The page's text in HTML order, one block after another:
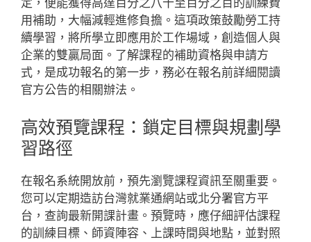
定，便能獲得高達百分之八十至百分之百的訓練費
用補助，大幅減輕進修負擔。這項政策鼓勵勞工持
續學習，將所學立即應用於工作場域，創造個人與
企業的雙贏局面。了解課程的補助資格與申請方
式，是成功報名的第一步，務必在報名前詳細閱讀
官方公告的相關辦法。
高效預覽課程：鎖定目標與規劃學
習路徑
在報名系統開放前，預先瀏覽課程資訊至關重要。
您可以定期造訪台灣就業通網站或北分署官方平
台，查詢最新開課計畫。預覽時，應仔細評估課程
的訓練目標、師資陣容、上課時間與地點，並對照